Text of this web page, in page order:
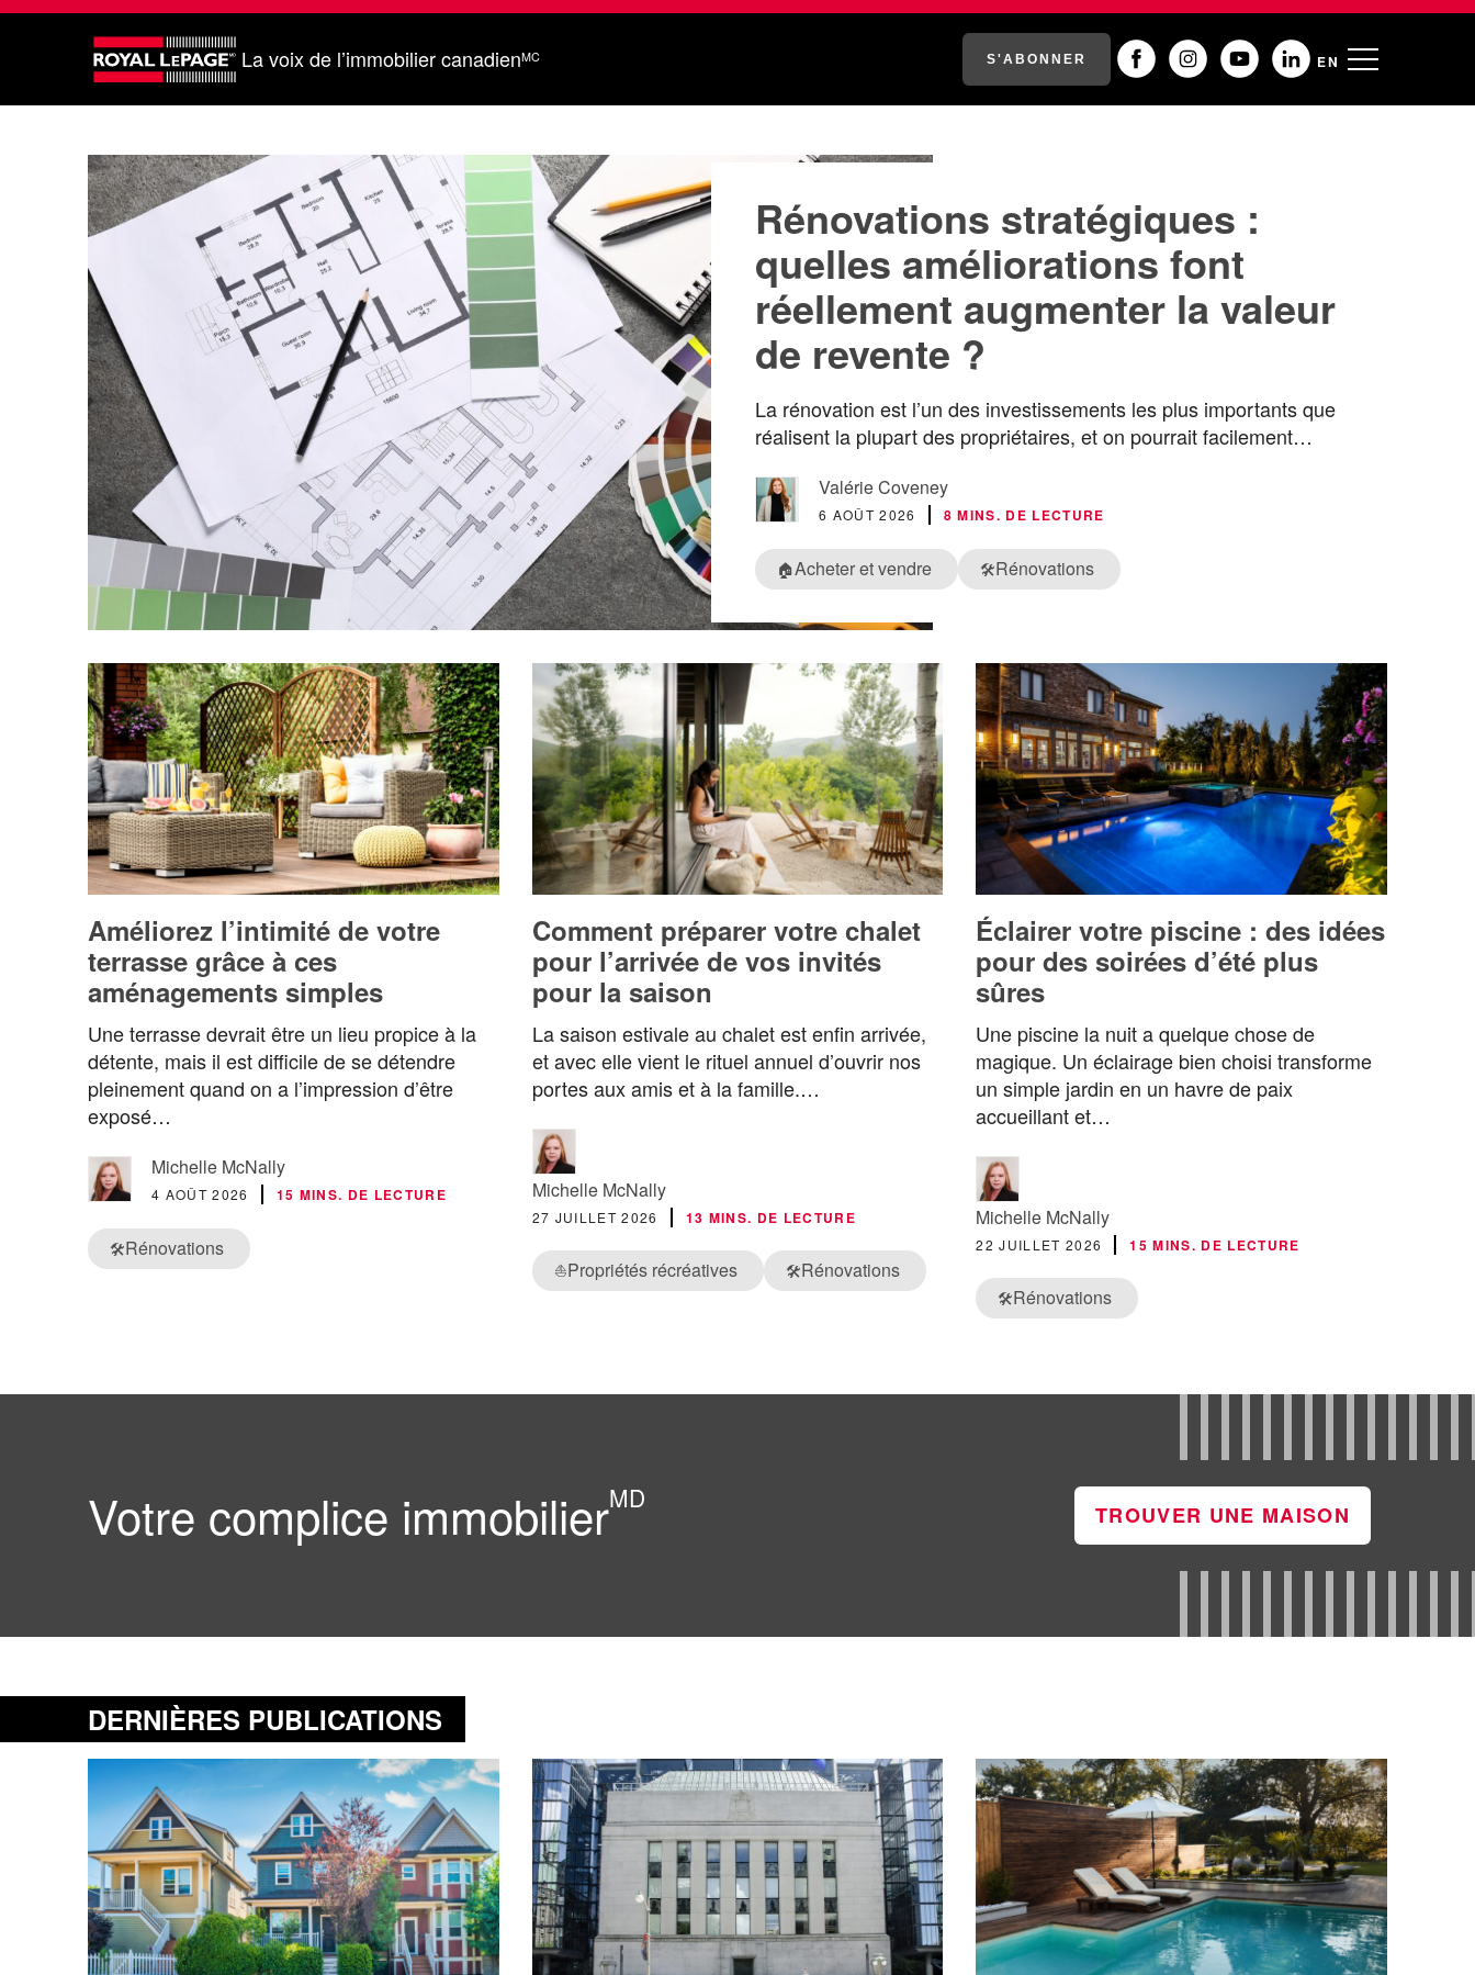
La voix de l’immobilier canadienMC S'ABONNER EN
Rénovations stratégiques :
quelles améliorations font
réellement augmenter la valeur
de revente ?
La rénovation est l’un des investissements les plus importants que
réalisent la plupart des propriétaires, et on pourrait facilement
Valérie Coveney
6 AOÛT 2026 8 MINS. DE LECTURE
🏠Acheter et vendre 🛠️Rénovations
Améliorez l’intimité de votre
terrasse grâce à ces
aménagements simples
Une terrasse devrait être un lieu propice à la
détente, mais il est difficile de se détendre
pleinement quand on a l’impression d’être
exposé…
Michelle McNally
4 AOÛT 2026 15 MINS. DE LECTURE
🛠️Rénovations
Comment préparer votre chalet
pour l’arrivée de vos invités
pour la saison
La saison estivale au chalet est enfin arrivée,
et avec elle vient le rituel annuel d’ouvrir nos
portes aux amis et à la famille.…
Michelle McNally
27 JUILLET 2026 13 MINS. DE LECTURE
⛵Propriétés récréatives 🛠️Rénovations
Éclairer votre piscine : des idées
pour des soirées d’été plus
sûres
Une piscine la nuit a quelque chose de
magique. Un éclairage bien choisi transforme
un simple jardin en un havre de paix
accueillant et…
Michelle McNally
22 JUILLET 2026 15 MINS. DE LECTURE
🛠️Rénovations
Votre complice immobilierMD
TROUVER UNE MAISON
DERNIÈRES PUBLICATIONS